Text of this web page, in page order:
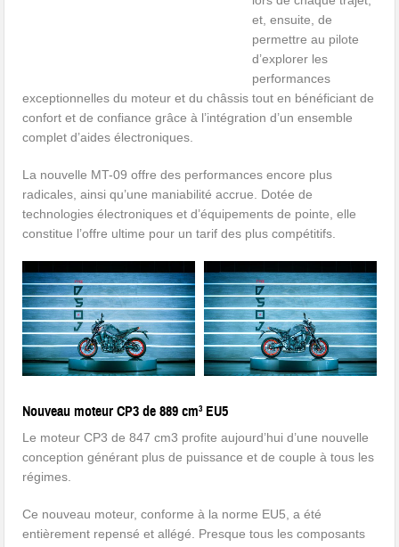
et, ensuite, de
permettre au pilote
d’explorer les
performances
exceptionnelles du moteur et du châssis tout en bénéficiant de
confort et de confiance grâce à l’intégration d’un ensemble
complet d’aides électroniques.
La nouvelle MT-09 offre des performances encore plus
radicales, ainsi qu’une maniabilité accrue. Dotée de
technologies électroniques et d’équipements de pointe, elle
constitue l’offre ultime pour un tarif des plus compétitifs.
Nouveau moteur CP3 de 889 cm³ EU5
Le moteur CP3 de 847 cm3 profite aujourd’hui d’une nouvelle
conception générant plus de puissance et de couple à tous les
régimes.
Ce nouveau moteur, conforme à la norme EU5, a été
entièrement repensé et allégé. Presque tous les composants